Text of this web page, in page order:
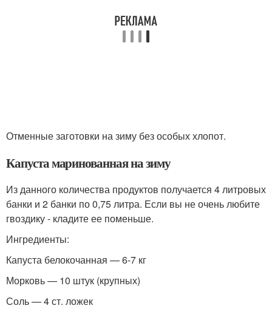
Отменные заготовки на зиму без особых хлопот.
Капуста маринованная на зиму
Из данного количества продуктов получается 4 литровых
банки и 2 банки по 0,75 литра. Если вы не очень любите
гвоздику - кладите ее поменьше.
Ингредиенты:
Капуста белокочанная — 6-7 кг
Морковь — 10 штук (крупных)
Соль — 4 ст. ложек